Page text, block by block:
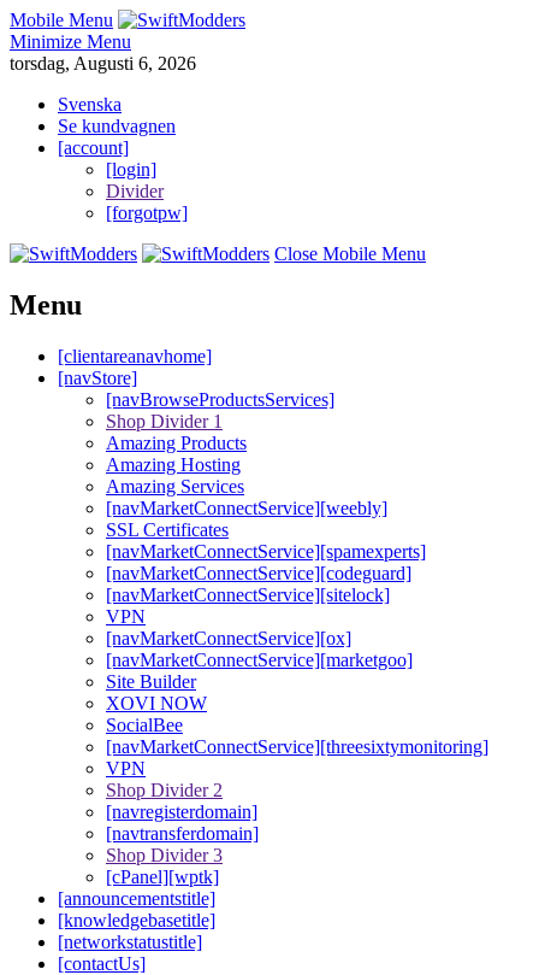
Mobile Menu
Minimize Menu
torsdag, Augusti 6, 2026
Svenska
Se kundvagnen
[account]
[login]
Divider
[forgotpw]
Close Mobile Menu
Menu
[clientareanavhome]
[navStore]
[navBrowseProductsServices]
Shop Divider 1
Amazing Products
Amazing Hosting
Amazing Services
[navMarketConnectService][weebly]
SSL Certificates
[navMarketConnectService][spamexperts]
[navMarketConnectService][codeguard]
[navMarketConnectService][sitelock]
VPN
[navMarketConnectService][ox]
[navMarketConnectService][marketgoo]
Site Builder
XOVI NOW
SocialBee
[navMarketConnectService][threesixtymonitoring]
VPN
Shop Divider 2
[navregisterdomain]
[navtransferdomain]
Shop Divider 3
[cPanel][wptk]
[announcementstitle]
[knowledgebasetitle]
[networkstatustitle]
[contactUs]